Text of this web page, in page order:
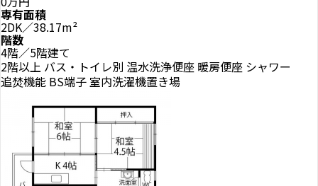
専有面積
2DK／38.17m²
階数
4階／5階建て
2階以上 バス・トイレ別 温水洗浄便座 暖房便座 シャワー
追焚機能 BS端子室内洗濯機置き場